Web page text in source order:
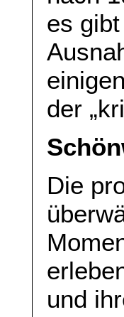
es
der
Die
und